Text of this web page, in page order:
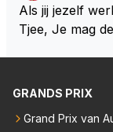
Als jij jezelf
Tjee, Je mag
at je het leuk
oswachter
GRANDS PRIX
Grand Prix van